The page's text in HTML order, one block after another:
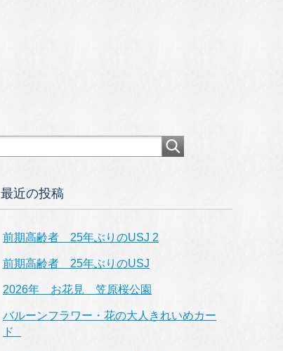
最近の投稿
前期高齢者 25年ぶりのUSJ 2
前期高齢者 25年ぶりのUSJ
2026年 お花見 笠原桜公園
バルーンフラワー・花の大人きれいめカー
ド